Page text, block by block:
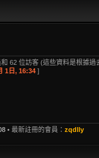
62 位訪客 (這些資料是根據過
1日, 16:34 ]
• 最新註冊的會員： zqdlly